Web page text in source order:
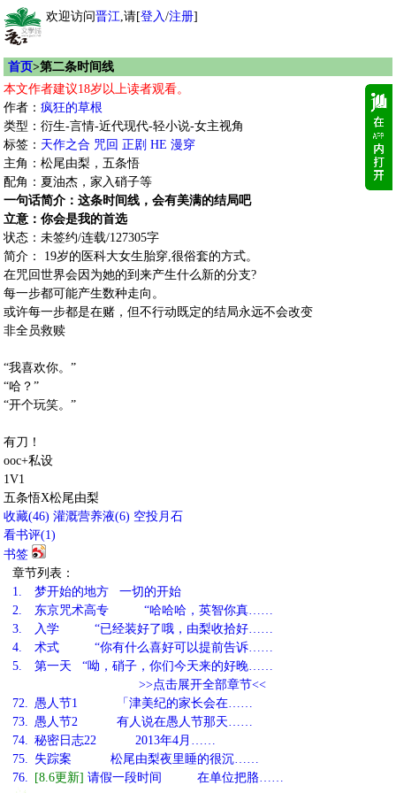
欢迎访问晋江,请[登入/注册]
首页>第二条时间线
本文作者建议18岁以上读者观看。
作者： 疯狂的草根
类型：衍生-言情-近代现代-轻小说-女主视角
标签： 天作之合 咒回 正剧 HE 漫穿
主角：松尾由梨，五条悟
配角：夏油杰，家入硝子等
一句话简介：这条时间线，会有美满的结局吧
立意：你会是我的首选
状态：未签约/连载/127305字
简介： 19岁的医科大女生胎穿,很俗套的方式。
在咒回世界会因为她的到来产生什么新的分支?
每一步都可能产生数种走向。
或许每一步都是在赌，但不行动既定的结局永远不会改变
非全员救赎
“我喜欢你。”
“哈？”
“开个玩笑。”
有刀！
ooc+私设
1V1
五条悟X松尾由梨
收藏(46) 灌溉营养液(6) 空投月石
看书评(1)
书签
章节列表：
1.
梦开始的地方 一切的开始
2.
东京咒术高专 “哈哈哈，英智你真……
3.
入学 “已经装好了哦，由梨收拾好……
4.
术式 “你有什么喜好可以提前告诉……
5.
第一天 “呦，硝子，你们今天来的好晚……
>>点击展开全部章节<<
72. 愚人节1 「津美纪的家长会在……
73. 愚人节2 有人说在愚人节那天……
74. 秘密日志22 2013年4月……
75. 失踪案 松尾由梨夜里睡的很沉……
76.
[8.6更新] 请假一段时间 在单位把胳……